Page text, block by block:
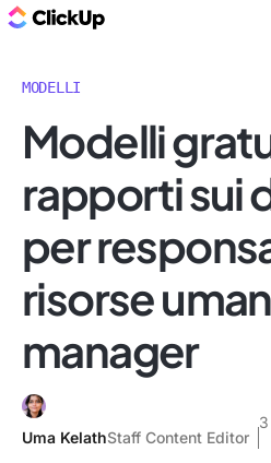
MODELLI
Modelli
rapporti sui
per
risorse
manager
Uma KelathStaff Content Editor